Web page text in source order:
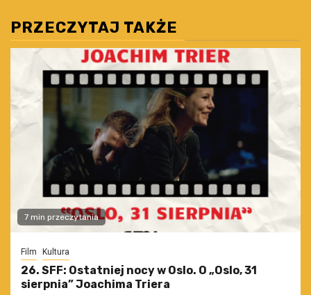
PRZECZYTAJ TAKŻE
7 min przeczytania
Film Kultura
26. SFF: Ostatniej nocy w Oslo. O „Oslo, 31
sierpnia” Joachima Triera